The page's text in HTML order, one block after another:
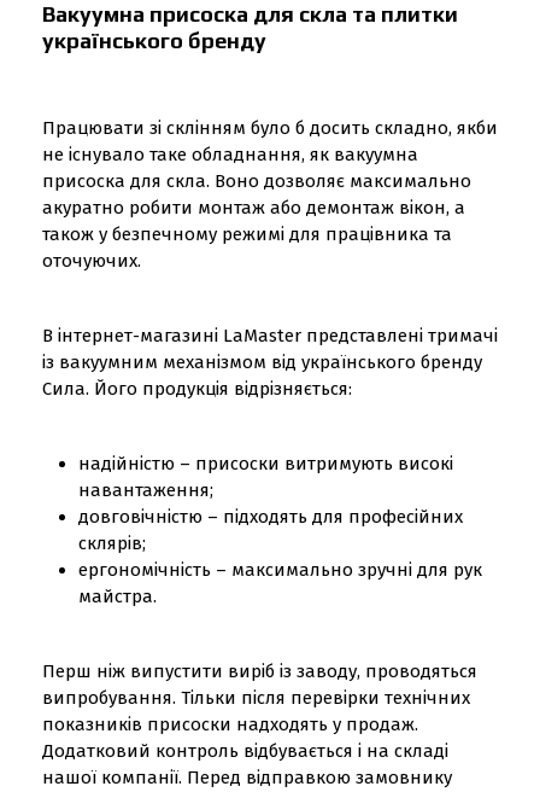
Вакуумна присоска для скла та плитки
українського бренду
Працювати зі склінням було б досить складно, якби
не існувало таке обладнання, як вакуумна
присоска для скла. Воно дозволяє максимально
акуратно робити монтаж або демонтаж вікон, а
також у безпечному режимі для працівника та
оточуючих.
В інтернет-магазині LaMaster представлені тримачі
із вакуумним механізмом від українського бренду
Сила. Його продукція відрізняється:
надійністю – присоски витримують високі
навантаження;
довговічністю – підходять для професійних
склярів;
ергономічність – максимально зручні для рук
майстра.
Перш ніж випустити виріб із заводу, проводяться
випробування. Тільки після перевірки технічних
показників присоски надходять у продаж.
Додатковий контроль відбувається і на складі
нашої компанії. Перед відправкою замовнику